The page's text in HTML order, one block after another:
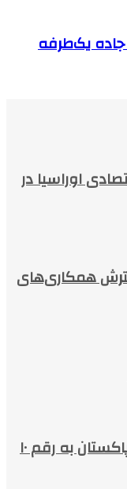
این جاده یک‌طرفه
اوراسیا در
همکاری‌های
افزایش حجم تجارت بین ایران و پاکستان به رقم ۱۰